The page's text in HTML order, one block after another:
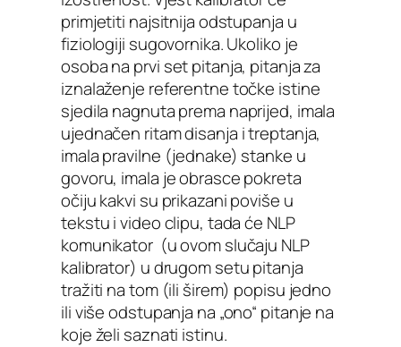
primjetiti najsitnija odstupanja u
fiziologiji sugovornika. Ukoliko je
osoba na prvi set pitanja, pitanja za
iznalaženje referentne točke istine
sjedila nagnuta prema naprijed, imala
ujednačen ritam disanja i treptanja,
imala pravilne (jednake) stanke u
govoru, imala je obrasce pokreta
očiju kakvi su prikazani poviše u
tekstu i video clipu, tada će NLP
komunikator (u ovom slučaju NLP
kalibrator) u drugom setu pitanja
tražiti na tom (ili širem) popisu jedno
ili više odstupanja na „ono“ pitanje na
koje želi saznati istinu.